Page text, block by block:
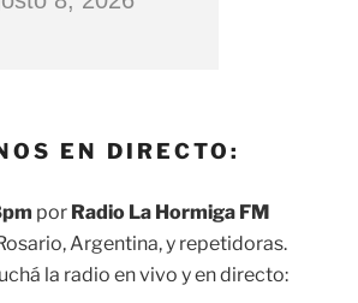
EN DIRECTO:
por Radio La Hormiga FM
Argentina, y repetidoras.
la radio en vivo y en directo: